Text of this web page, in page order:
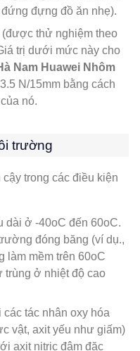
đựng đồ ăn nhẹ).
(được thử nghiệm theo
trị dưới mức này cho
Nam Huawei Nhôm
N/15mm bằng cách
nó.
trường
trong các điều kiện
dài ở -40oC đến 60oC.
đóng băng (ví dụ.,
làm mềm trên 60oC
trùng ở nhiệt độ cao
các tác nhân oxy hóa
vật, axit yếu như giấm)
axit nitric đậm đặc